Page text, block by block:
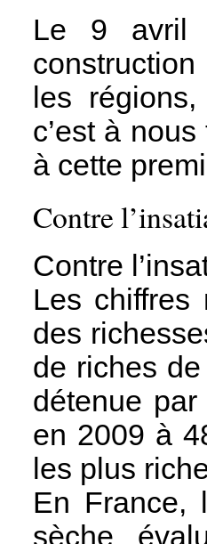
Le 9 avril
les
c’est à
à cette
Contre
Contre
Les chiffres
des
de riches
détenue
en 2009 à
les plus
En France,
sèche